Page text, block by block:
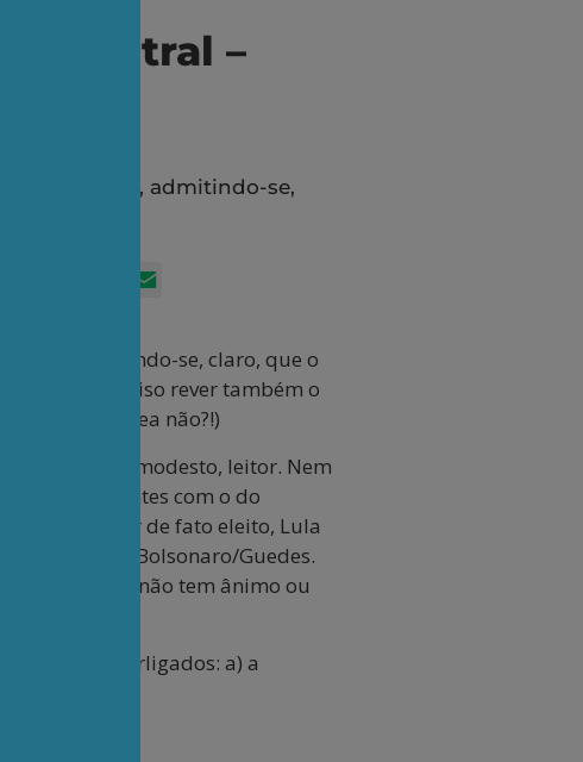
Central –
de 2023, admitindo-se,
FacebookLinkedIn
2023, admitindo-se, claro, que o
seria preciso rever também o
em que área não?!)
Vou ser modesto, leitor. Nem
coincidentes com o do
Se for de fato eleito, Lula
por Bolsonaro/Guedes.
O candidato não tem ânimo ou
temas interligados: a) a